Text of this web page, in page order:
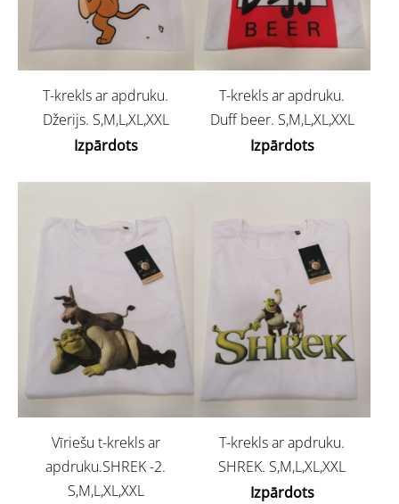
T-krekls ar apdruku.
Džerijs. S,M,L,XL,XXL
Izpārdots
T-krekls ar apdruku.
Duff beer. S,M,L,XL,XXL
Izpārdots
Vīriešu t-krekls ar
apdruku.SHREK -2.
S,M,L,XL,XXL
T-krekls ar apdruku.
SHREK. S,M,L,XL,XXL
Izpārdots